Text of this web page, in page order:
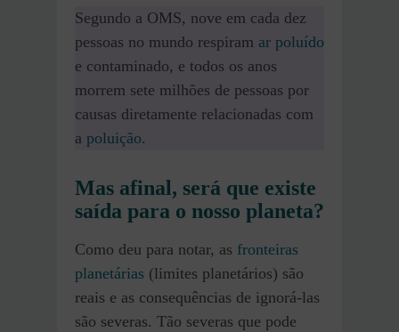
Segundo a OMS, nove em cada dez
pessoas no mundo respiram ar poluído
e contaminado, e todos os anos
morrem sete milhões de pessoas por
causas diretamente relacionadas com
a poluição.
Mas afinal, será que existe
saída para o nosso planeta?
Como deu para notar, as fronteiras
planetárias (limites planetários) são
reais e as consequências de ignorá-las
são severas. Tão severas que pode